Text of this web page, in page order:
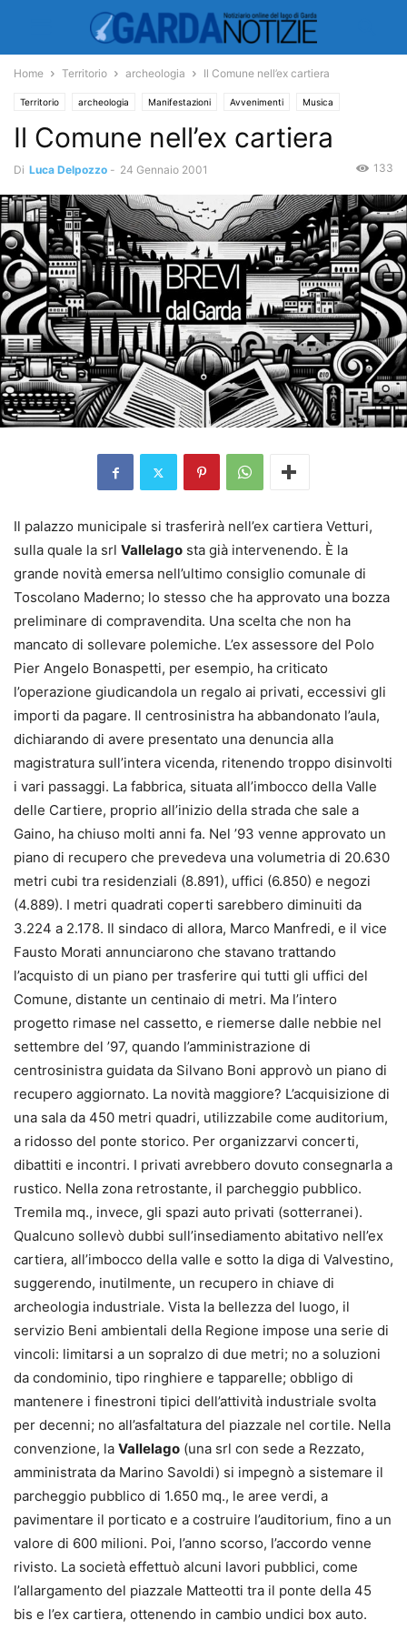
Home Territorio archeologia Il Comune nell’ex cartiera
Territorio archeologia Manifestazioni Avvenimenti Musica
Concerti
Il Comune nell’ex cartiera
Di Luca Delpozzo - 24 Gennaio 2001 133
Il palazzo municipale si trasferirà nell’ex cartiera Vetturi,
sulla quale la srl Vallelago sta già intervenendo. È la
grande novità emersa nell’ultimo consiglio comunale di
Toscolano Maderno; lo stesso che ha approvato una bozza
preliminare di compravendita. Una scelta che non ha
mancato di sollevare polemiche. L’ex assessore del Polo
Pier Angelo Bonaspetti, per esempio, ha criticato
l’operazione giudicandola un regalo ai privati, eccessivi gli
importi da pagare. Il centrosinistra ha abbandonato l’aula,
dichiarando di avere presentato una denuncia alla
magistratura sull’intera vicenda, ritenendo troppo disinvolti
i vari passaggi. La fabbrica, situata all’imbocco della Valle
delle Cartiere, proprio all’inizio della strada che sale a
Gaino, ha chiuso molti anni fa. Nel ’93 venne approvato un
piano di recupero che prevedeva una volumetria di 20.630
metri cubi tra residenziali (8.891), uffici (6.850) e negozi
(4.889). I metri quadrati coperti sarebbero diminuiti da
3.224 a 2.178. Il sindaco di allora, Marco Manfredi, e il vice
Fausto Morati annunciarono che stavano trattando
l’acquisto di un piano per trasferire qui tutti gli uffici del
Comune, distante un centinaio di metri. Ma l’intero
progetto rimase nel cassetto, e riemerse dalle nebbie nel
settembre del ’97, quando l’amministrazione di
centrosinistra guidata da Silvano Boni approvò un piano di
recupero aggiornato. La novità maggiore? L’acquisizione di
una sala da 450 metri quadri, utilizzabile come auditorium,
a ridosso del ponte storico. Per organizzarvi concerti,
dibattiti e incontri. I privati avrebbero dovuto consegnarla a
rustico. Nella zona retrostante, il parcheggio pubblico.
Tremila mq., invece, gli spazi auto privati (sotterranei).
Qualcuno sollevò dubbi sull’insediamento abitativo nell’ex
cartiera, all’imbocco della valle e sotto la diga di Valvestino,
suggerendo, inutilmente, un recupero in chiave di
archeologia industriale. Vista la bellezza del luogo, il
servizio Beni ambientali della Regione impose una serie di
vincoli: limitarsi a un sopralzo di due metri; no a soluzioni
da condominio, tipo ringhiere e tapparelle; obbligo di
mantenere i finestroni tipici dell’attività industriale svolta
per decenni; no all’asfaltatura del piazzale nel cortile. Nella
convenzione, la Vallelago (una srl con sede a Rezzato,
amministrata da Marino Savoldi) si impegnò a sistemare il
parcheggio pubblico di 1.650 mq., le aree verdi, a
pavimentare il porticato e a costruire l’auditorium, fino a un
valore di 600 milioni. Poi, l’anno scorso, l’accordo venne
rivisto. La società effettuò alcuni lavori pubblici, come
l’allargamento del piazzale Matteotti tra il ponte della 45
bis e l’ex cartiera, ottenendo in cambio undici box auto.